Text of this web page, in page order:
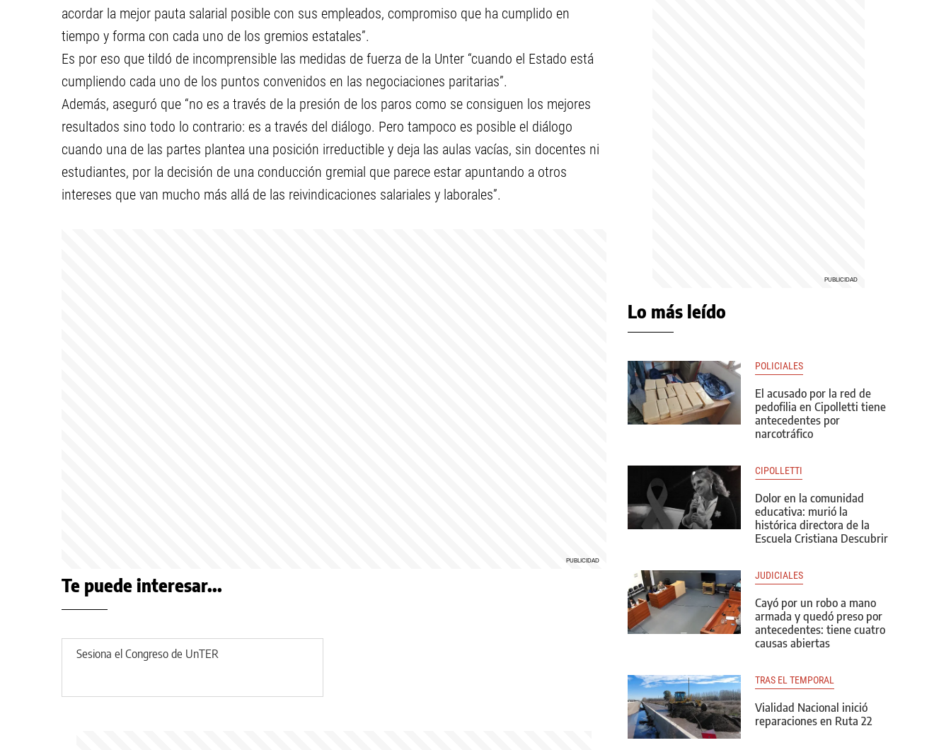
acordar la mejor pauta salarial posible con sus empleados, compromiso que ha cumplido en
tiempo y forma con cada uno de los gremios estatales”.
Es por eso que tildó de incomprensible las medidas de fuerza de la Unter “cuando el Estado está
cumpliendo cada uno de los puntos convenidos en las negociaciones paritarias”.
Además, aseguró que “no es a través de la presión de los paros como se consiguen los mejores
resultados sino todo lo contrario: es a través del diálogo. Pero tampoco es posible el diálogo
cuando una de las partes plantea una posición irreductible y deja las aulas vacías, sin docentes ni
estudiantes, por la decisión de una conducción gremial que parece estar apuntando a otros
intereses que van mucho más allá de las reivindicaciones salariales y laborales”.
Te puede interesar...
Sesiona el Congreso de UnTER
Lo más leído
POLICIALES
El acusado por la red de
pedofilia en Cipolletti tiene
antecedentes por
narcotráfico
CIPOLLETTI
Dolor en la comunidad
educativa: murió la
histórica directora de la
Escuela Cristiana Descubrir
JUDICIALES
Cayó por un robo a mano
armada y quedó preso por
antecedentes: tiene cuatro
causas abiertas
TRAS EL TEMPORAL
Vialidad Nacional inició
reparaciones en Ruta 22